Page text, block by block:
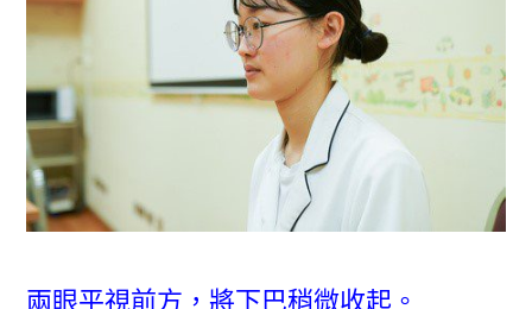
兩眼平視前方，將下巴稍微收起。